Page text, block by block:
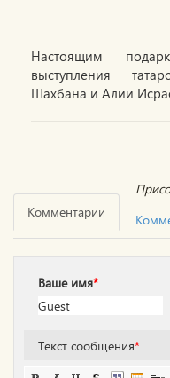
Настоящим
выступления
Шахбана и Алии
Комментарии
Ваше имя*
Текст сообщения*